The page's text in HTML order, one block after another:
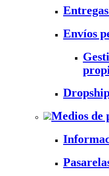
Envíos
Medios de